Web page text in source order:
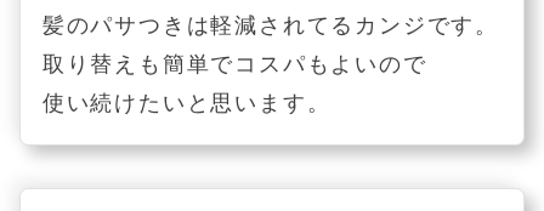
髪のパサつきは軽減されてるカンジです。
取り替えも簡単でコスパもよいので
使い続けたいと思います。